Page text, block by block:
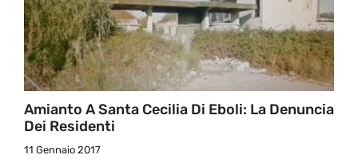
Amianto A Santa Cecilia Di Eboli: La Denuncia
Dei Residenti
11 Gennaio 2017